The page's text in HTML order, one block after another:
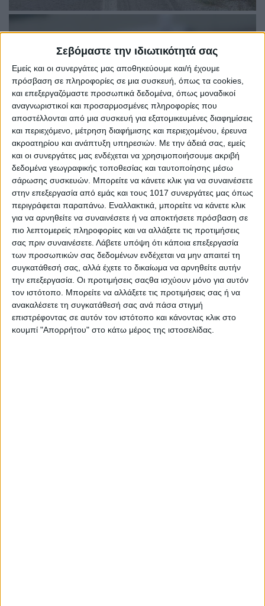
Σεβόμαστε την ιδιωτικότητά σας
Εμείς και οι συνεργάτες μας αποθηκεύουμε και/ή έχουμε
πρόσβαση σε πληροφορίες σε μια συσκευή, όπως τα cookies,
και επεξεργαζόμαστε προσωπικά δεδομένα, όπως μοναδικοί
αναγνωριστικοί και προσαρμοσμένες πληροφορίες που
αποστέλλονται από μια συσκευή για εξατομικευμένες διαφημίσεις
και περιεχόμενο, μέτρηση διαφήμισης και περιεχομένου, έρευνα
ακροατηρίου και ανάπτυξη υπηρεσιών. Με την άδειά σας, εμείς
και οι συνεργάτες μας ενδέχεται να χρησιμοποιήσουμε ακριβή
δεδομένα γεωγραφικής τοποθεσίας και ταυτοποίησης μέσω
σάρωσης συσκευών. Μπορείτε να κάνετε κλικ για να συναινέσετε
στην επεξεργασία από εμάς και τους 1017 συνεργάτες μας όπως
περιγράφεται παραπάνω. Εναλλακτικά, μπορείτε να κάνετε κλικ
για να αρνηθείτε να συναινέσετε ή να αποκτήσετε πρόσβαση σε
πιο λεπτομερείς πληροφορίες και να αλλάξετε τις προτιμήσεις
σας πριν συναινέσετε. Λάβετε υπόψη ότι κάποια επεξεργασία
των προσωπικών σας δεδομένων ενδέχεται να μην απαιτεί τη
συγκατάθεσή σας, αλλά έχετε το δικαίωμα να αρνηθείτε αυτήν
την επεξεργασία. Οι προτιμήσεις σαςθα ισχύουν μόνο για αυτόν
τον ιστότοπο. Μπορείτε να αλλάξετε τις προτιμήσεις σας ή να
ανακαλέσετε τη συγκατάθεσή σας ανά πάσα στιγμή
επιστρέφοντας σε αυτόν τον ιστότοπο και κάνοντας κλικ στο
κουμπί "Απορρήτου" στο κάτω μέρος της ιστοσελίδας.